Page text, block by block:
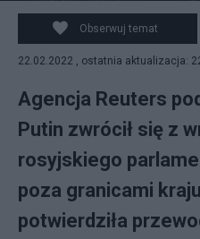
Protest przeciwko
rosyjską ambasadą w
Obserwuj temat
22.02.2022 , ostatnia aktualizacja:
Agencja Reuters
Putin zwrócił się z
rosyjskiego
poza granicami
potwierdziła